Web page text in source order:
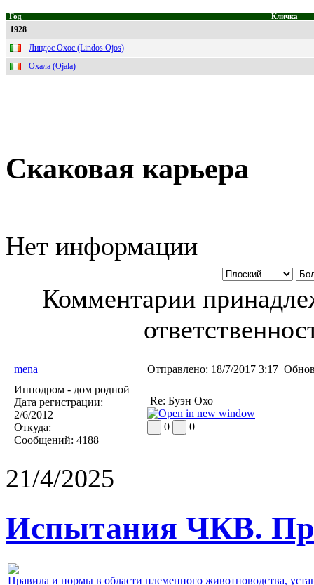
Год Кличка
1928
Линдос Охос (Lindos Ojos)
Охала (Ojala)
Скаковая карьера
Нет информации
Комментарии
mena Отправлено: 18/7/2017 3:17
Ипподром - дом родной
Дата регистрации:
2/6/2012
Откуда:
Сообщений: 4188
Re: Буэн Охо
0 0
21/4/2025
Испытания ЧКВ.
Правила и нормы в области племенного животноводства,